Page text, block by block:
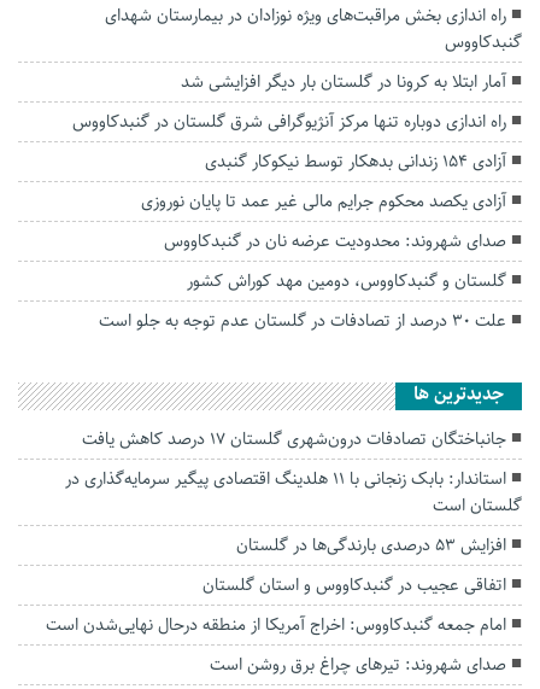
راه اندازی بخش مراقبت‌های ویژه نوزادان در بیمارستان شهدای
گنبدکاووس
آمار ابتلا به کرونا در گلستان بار دیگر افزایشی شد
راه اندازی دوباره تنها مرکز آنژیوگرافی شرق گلستان در گنبدکاووس
آزادی ۱۵۴ زندانی بدهکار توسط نیکوکار گنبدی
آزادی یکصد محکوم جرایم مالی غیر عمد تا پایان نوروزی
صدای شهروند: محدودیت عرضه نان در گنبدکاووس
گلستان و گنبدکاووس، دومین مهد کوراش کشور
علت ۳۰ درصد از تصادفات در گلستان عدم توجه به جلو است
جديدترين ها
جانباختگان تصادفات درون‌شهری گلستان ۱۷ درصد کاهش یافت
استاندار: بابک زنجانی با ۱۱ هلدینگ اقتصادی پیگیر سرمایه‌گذاری در
گلستان است
افزایش ۵۳ درصدی بارندگی‌ها در گلستان
اتفاقی عجیب در‌ گنبدکاووس و استان گلستان
امام جمعه گنبدکاووس: اخراج آمریکا از منطقه درحال نهایی‌شدن است
صدای شهروند: تیرهای چراغ برق روشن است